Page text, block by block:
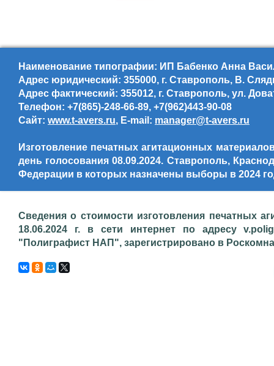
Наименование типографии: ИП Бабенко Анна
Адрес юридический: 355000, г. Ставрополь, В.
Адрес фактический: 355012, г. Ставрополь, ул.
Телефон: +7(865)-248-66-89, +7(962)443-90-08
Сайт: www.t-avers.ru, E-mail: manager@t-avers.ru
Изготовление печатных агитационных
день голосования 08.09.2024. Ставрополь,
Федерации в которых назначены выборы в 2024
Сведения о стоимости изготовления печатных
18.06.2024 г. в сети интернет по адресу
"Полиграфист НАП", зарегистрировано в